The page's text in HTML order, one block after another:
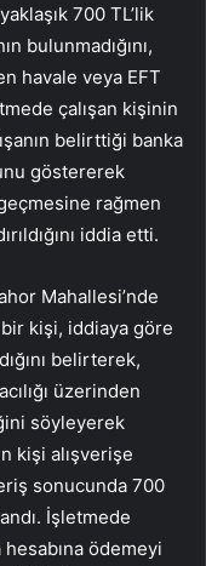
700 TL’lik
bulunmadığını,
havale veya EFT
çalışan kişinin
belirttiği banka
göstererek
rağmen
iddia etti.
Mahallesi’nde
kişi, iddiaya göre
belirterek,
üzerinden
söyleyerek
kişi alışverişe
sonucunda 700
İşletmede
ödemeyi